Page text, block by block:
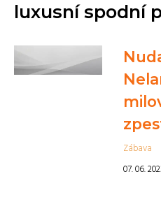
luxusní spodní
Zábava
07. 06.